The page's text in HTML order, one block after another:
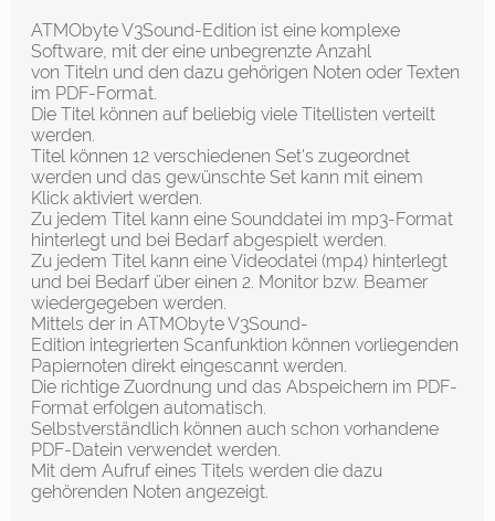
ATMObyte V3Sound-Edition ist eine komplexe
Software, mit der eine unbegrenzte Anzahl
von Titeln und den dazu gehörigen Noten oder Texten
im PDF-Format.
Die Titel können auf beliebig viele Titellisten verteilt
werden.
Titel können 12 verschiedenen Set's zugeordnet
werden und das gewünschte Set kann mit einem
Klick aktiviert werden.
Zu jedem Titel kann eine Sounddatei im mp3-Format
hinterlegt und bei Bedarf abgespielt werden.
Zu jedem Titel kann eine Videodatei (mp4) hinterlegt
und bei Bedarf über einen 2. Monitor bzw. Beamer
wiedergegeben werden.
Mittels der in ATMObyte V3Sound-
Edition integrierten Scanfunktion können vorliegenden
Papiernoten direkt eingescannt werden.
Die richtige Zuordnung und das Abspeichern im PDF-
Format erfolgen automatisch.
Selbstverständlich können auch schon vorhandene
PDF-Datein verwendet werden.
Mit dem Aufruf eines Titels werden die dazu
gehörenden Noten angezeigt.